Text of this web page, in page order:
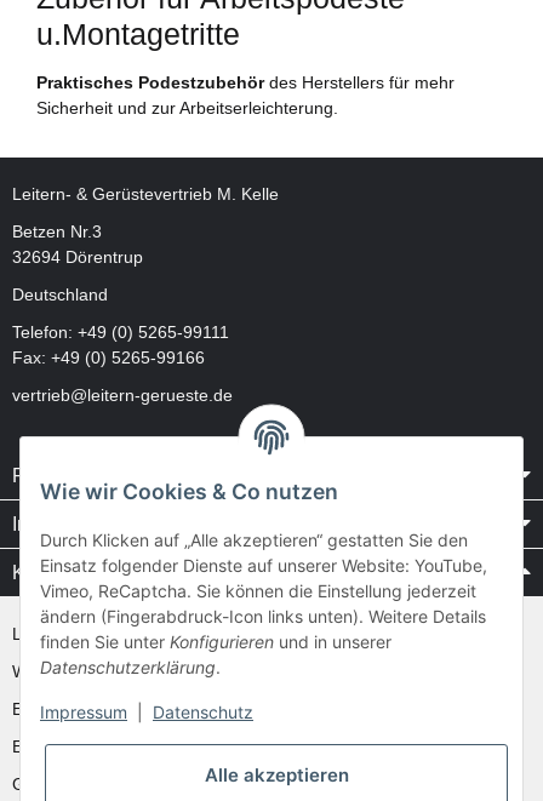
u.Montagetritte
Praktisches Podestzubehördes Herstellers für mehr
Sicherheit und zur Arbeitserleichterung.
Leitern- & Gerüstevertrieb M. Kelle
Betzen Nr.3
32694 Dörentrup
Deutschland
Telefon: +49 (0) 5265-99111
Fax: +49 (0) 5265-99166
vertrieb@leitern-gerueste.de
Rechtliches
Informationen
Kataloge / Videos
Layher Videos und Downloads
WAKÜ
Ernst
Euroline
Günzburger
Wie wir Cookies & Co nutzen
Durch Klicken auf „Alle akzeptieren“ gestatten Sie den
Einsatz folgender Dienste auf unserer Website: YouTube,
Vimeo, ReCaptcha. Sie können die Einstellung jederzeit
ändern (Fingerabdruck-Icon links unten). Weitere Details
finden Sie unter Konfigurieren und in unserer
Datenschutzerklärung.
Impressum Datenschutz
Alle akzeptieren